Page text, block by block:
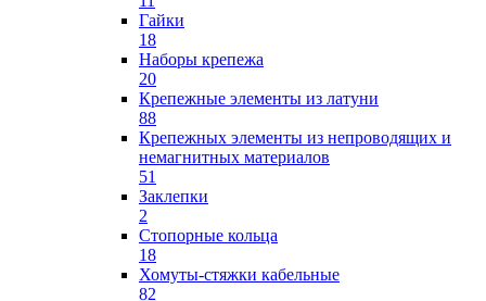
Гайки
18
Наборы крепежа
20
Крепежные элементы из латуни
88
Крепежных элементы из непроводящих и
немагнитных материалов
51
Заклепки
2
Стопорные кольца
18
Хомуты-стяжки кабельные
82